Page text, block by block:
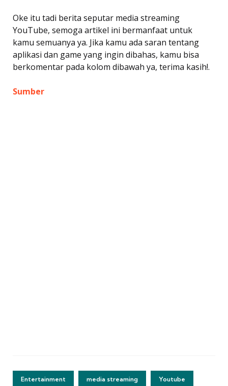
Oke itu tadi berita seputar media streaming
YouTube, semoga artikel ini bermanfaat untuk
kamu semuanya ya. Jika kamu ada saran tentang
aplikasi dan game yang ingin dibahas, kamu bisa
berkomentar pada kolom dibawah ya, terima kasih!.
Sumber
Entertainment media streaming Youtube